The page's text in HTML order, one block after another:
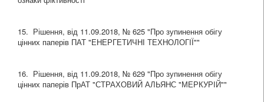
15. Рішення, від 11.09.2018, № 625 "Про зупинення обігу
цінних паперів ПАТ "ЕНЕРГЕТИЧНІ ТЕХНОЛОГІЇ""
16. Рішення, від 11.09.2018, № 629 "Про зупинення обігу
цінних паперів ПрАТ "СТРАХОВИЙ АЛЬЯНС "МЕРКУРІЙ""